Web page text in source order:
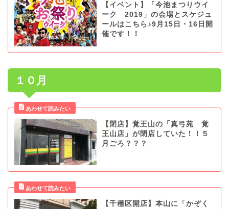
【イベント】「今池まつりウイ
ーク 2019」の会場とスケジュ
ールはこちら♪9月15日・16日開
催です！！
１０月
【閉店】覚王山の「真弓苑 覚
王山店」が閉店していた！！５
月ごろ？？？
【千種区開店】本山に「かぞく